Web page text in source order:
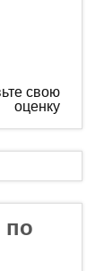
свою
оценку
по